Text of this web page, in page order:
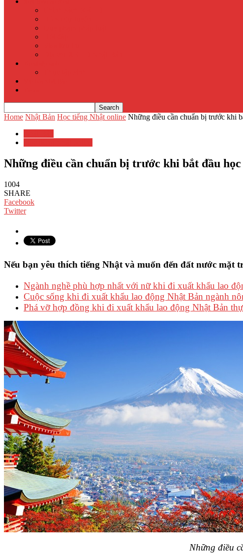
Home Nhật Bản Học tiếng Nhật online Những điều cần chuẩn bị trước khi
Những điều cần chuẩn bị trước khi bắt đầu
1004
SHARE
Facebook
Twitter
Nếu bạn yêu thích tiếng Nhật và muốn đến đất nước mặt
Ngành nghề phù hợp nhất với nữ khi đi xuất khẩu lao
Cuộc sống khi đi xuất khẩu lao động Nhật Bản ngành
Phá vỡ hợp đồng khi đi xuất khẩu lao động Nhật Bản
Những điều